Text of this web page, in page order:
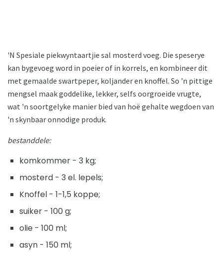
'N Spesiale piekwyntaartjie sal mosterd voeg. Die speserye
kan bygevoeg word in poeier of in korrels, en kombineer dit
met gemaalde swartpeper, koljander en knoffel. So 'n pittige
mengsel maak goddelike, lekker, selfs oorgroeide vrugte,
wat 'n soortgelyke manier bied van hoë gehalte wegdoen van
'n skynbaar onnodige produk.
bestanddele:
komkommer - 3 kg;
mosterd - 3 el. lepels;
Knoffel - 1-1,5 koppe;
suiker - 100 g;
olie - 100 ml;
asyn - 150 ml;